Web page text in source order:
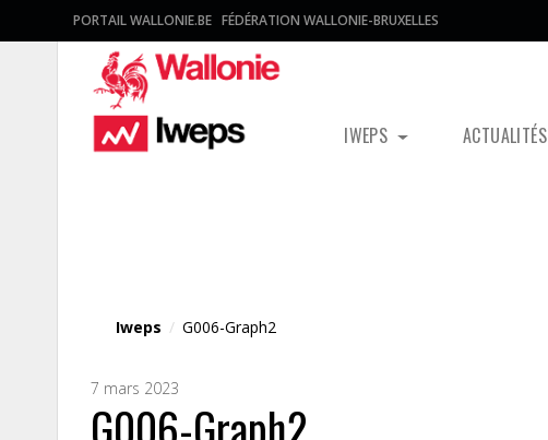
PORTAIL WALLONIE.BE FÉDÉRATION WALLONIE-BRUXELLES
IWEPS ACTUALITÉS
Iweps / G006-Graph2
7 mars 2023